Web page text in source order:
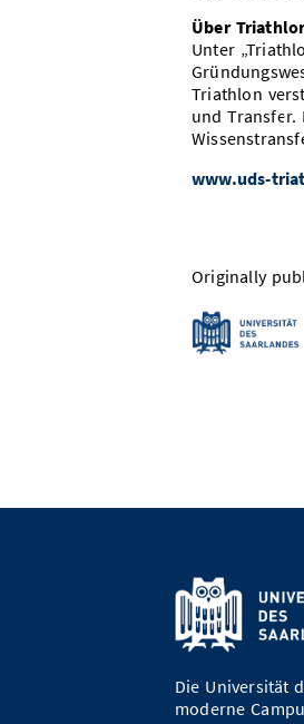
Über
Unter
Triathlon
und Transfer.
www.uds-
Originally
Die Universität
moderne